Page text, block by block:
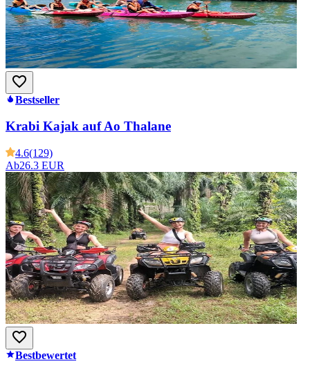
Bestseller
Krabi Kajak auf Ao Thalane
4.6(129)
Ab26.3 EUR
Bestbewertet